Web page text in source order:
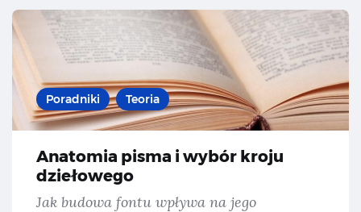
Poradniki Teoria
Anatomia pisma i wybór kroju
dziełowego
Jak budowa fontu wpływa na jego